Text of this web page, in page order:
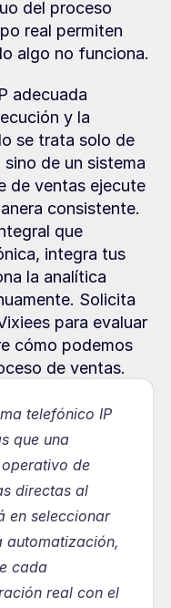
del proceso
real permiten
algo no funciona.
adecuada
y la
se trata solo de
de un sistema
de ventas ejecute
consistente.
que
integra tus
la analítica
Solicita
para evaluar
cómo podemos
de ventas.
telefónico IP
que una
de
directas al
en seleccionar
automatización,
cada
real con el